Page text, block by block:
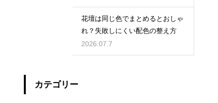
花壇は同じ色でまとめるとおしゃ
れ？失敗しにくい配色の整え方
2026.07.7
カテゴリー